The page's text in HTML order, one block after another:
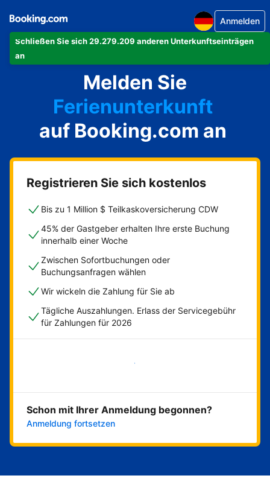
Schließen Sie sich 29.279.209 anderen Unterkunftseinträgen
an
Anmelden
Melden Sie
Ihre Ferienwohnung
Ihr Hotel
Ferienunterkunft
Ihre Pension
Ihr Bed & Breakfast
auf Booking.com an
Registrieren Sie sich kostenlos
Bis zu 1 Million $ Teilkaskoversicherung CDW
45% der Gastgeber erhalten Ihre erste Buchung
innerhalb einer Woche
Zwischen Sofortbuchungen oder
Buchungsanfragen wählen
Wir wickeln die Zahlung für Sie ab
Tägliche Auszahlungen. Erlass der Servicegebühr
für Zahlungen für 2026
Jetzt loslegen
Schon mit Ihrer Anmeldung begonnen?
Anmeldung fortsetzen